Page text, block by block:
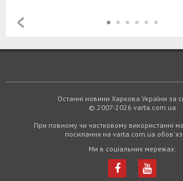
Останні новини Харкова України за
© 2007-2026 varta.com.ua
При повному чи частковому використанні
посилання на varta.com.ua
Ми в соціальних мережах: